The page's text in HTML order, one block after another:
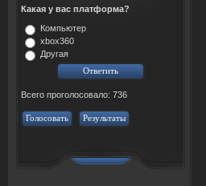
Какая у вас платформа?
Компьютер
xbox360
Другая
Всего проголосовало: 736
Голосовать Результаты